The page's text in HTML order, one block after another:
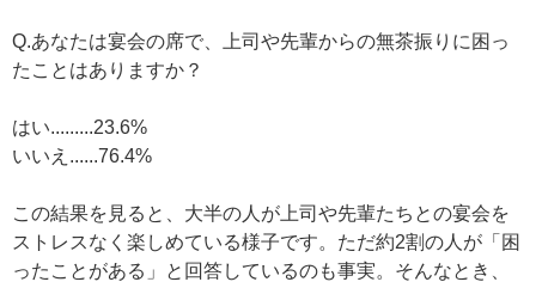
Q.あなたは宴会の席で、上司や先輩からの無茶振りに困っ
たことはありますか？
はい.........23.6%
いいえ......76.4%
この結果を見ると、大半の人が上司や先輩たちとの宴会を
ストレスなく楽しめている様子です。ただ約2割の人が「困
ったことがある」と回答しているのも事実。そんなとき、